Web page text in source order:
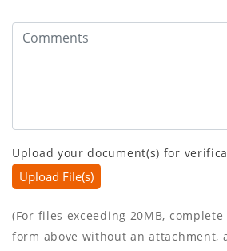
Upload your document(s) for
Upload File(s)
(For files exceeding 20MB,
form above without an attachment,